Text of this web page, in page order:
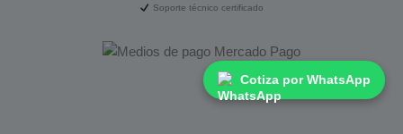
Soporte técnico certificado
Cotiza por WhatsApp